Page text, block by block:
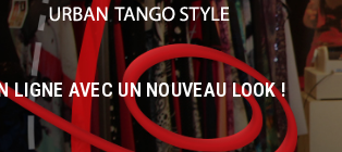
LIGNE AVEC UN NOUVEAU LOOK !